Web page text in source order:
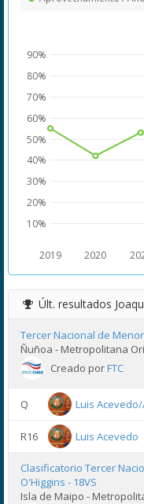
2019 2020
10%
20%
30%
40%
50%
60%
70%
80%
90%
Últ. resultados
Tercer Nacional de
Ñuñoa - Metropolitana
Creado porFTC
Q Luis
R16 Luis Acevedo
Clasificatorio Tercer
O'Higgins - 18VS
Isla de Maipo -